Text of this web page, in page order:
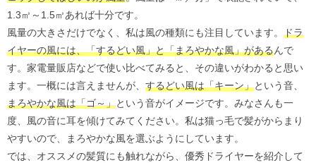
1.3㎥～1.5㎥あれば十分です。
風量の大きさだけでなく、私は風の種類にも注目しています。 ドラ
イヤーの風には、「するどい風」と「まろやかな風」があるんで
す。家電量販店などで使い比べてみると、その違いがわかると思い
ます。一概には言えませんが、 するどい風は「キーン」という音、
まろやかな風は「ゴ～」という音がイメージです。みなさんも一
度、風の音に耳を傾けてみてください。私は猫っ毛で髪がからまり
やすいので、まろやかな風を選ぶようにしています。
では、オススメの髪質にも触れながら、優秀ドライヤーを紹介して